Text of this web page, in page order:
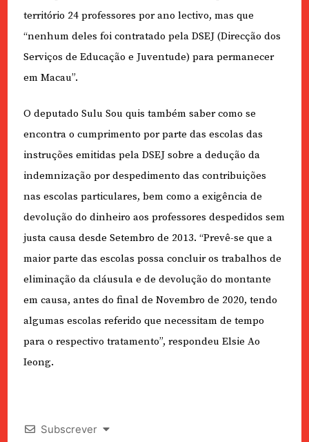
território 24 professores por ano lectivo, mas que
“nenhum deles foi contratado pela DSEJ (Direcção dos
Serviços de Educação e Juventude) para permanecer
em Macau”.
O deputado Sulu Sou quis também saber como se
encontra o cumprimento por parte das escolas das
instruções emitidas pela DSEJ sobre a dedução da
indemnização por despedimento das contribuições
nas escolas particulares, bem como a exigência de
devolução do dinheiro aos professores despedidos sem
justa causa desde Setembro de 2013. “Prevê-se que a
maior parte das escolas possa concluir os trabalhos de
eliminação da cláusula e de devolução do montante
em causa, antes do final de Novembro de 2020, tendo
algumas escolas referido que necessitam de tempo
para o respectivo tratamento”, respondeu Elsie Ao
Ieong.
Subscrever